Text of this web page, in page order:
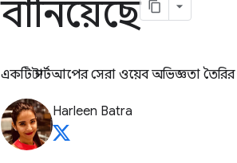
বানিয়েছে
একটি স্টার্টআপের সেরা ওয়েব অভিজ্ঞতা তৈরির
Harleen Batra